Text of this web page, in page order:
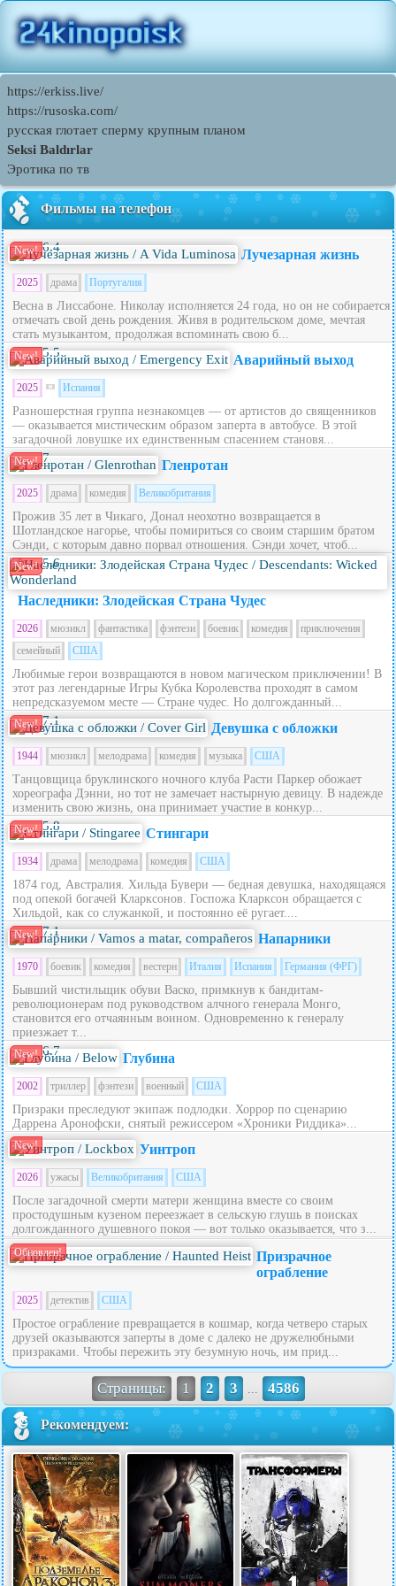
https://erkiss.live/
https://rusoska.com/
русская глотает сперму крупным планом
Seksi Baldırlar
Эротика по тв
Фильмы на телефон
New! 6.4 Лучезарная жизнь
2025 драма Португалия
Весна в Лиссабоне. Николау исполняется 24 года, но он не собирается
отмечать свой день рождения. Живя в родительском доме, мечтая
стать музыкантом, продолжая вспоминать свою б...
New! 5.5 Аварийный выход
2025 Испания
Разношерстная группа незнакомцев — от артистов до священников
— оказывается мистическим образом заперта в автобусе. В этой
загадочной ловушке их единственным спасением становя...
New! 7 Гленротан
2025 драма комедия Великобритания
Прожив 35 лет в Чикаго, Донал неохотно возвращается в
Шотландское нагорье, чтобы помириться со своим старшим братом
Сэнди, с которым давно порвал отношения. Сэнди хочет, чтоб...
New! 5.6
Наследники: Злодейская Страна Чудес
2026 мюзикл фантастика фэнтези боевик комедия
приключения
семейный
США
Любимые герои возвращаются в новом магическом приключении! В
этот раз легендарные Игры Кубка Королевства проходят в самом
непредсказуемом месте — Стране чудес. Но долгожданный...
New! 7.1 Девушка с обложки
1944 мюзикл мелодрама комедия музыка США
Танцовщица бруклинского ночного клуба Расти Паркер обожает
хореографа Дэнни, но тот не замечает настырную девицу. В надежде
изменить свою жизнь, она принимает участие в конкур...
New! 5.8 Стингари
1934 драма мелодрама комедия США
1874 год, Австралия. Хильда Бувери — бедная девушка, находящаяся
под опекой богачей Кларксонов. Госпожа Кларксон обращается с
Хильдой, как со служанкой, и постоянно её ругает....
New! 7.1 Напарники
1970 боевик комедия вестерн Италия Испания Германия (ФРГ)
Бывший чистильщик обуви Васко, примкнув к бандитам-
революционерам под руководством алчного генерала Монго,
становится его отчаянным воином. Одновременно к генералу
приезжает т...
New! 6.7 Глубина
2002 триллер фэнтези военный США
Призраки преследуют экипаж подлодки. Хоррор по сценарию
Даррена Аронофски, снятый режиссером «Хроники Риддика»...
New! Уинтроп
2026 ужасы Великобритания США
После загадочной смерти матери женщина вместе со своим
простодушным кузеном переезжает в сельскую глушь в поисках
долгожданного душевного покоя — вот только оказывается, что з...
Обновлен!
Призрачное
ограбление
2025 детектив США
Простое ограбление превращается в кошмар, когда четверо старых
друзей оказываются заперты в доме с далеко не дружелюбными
призраками. Чтобы пережить эту безумную ночь, им прид...
Страницы: 1 2 3 ... 4586
Рекомендуем: